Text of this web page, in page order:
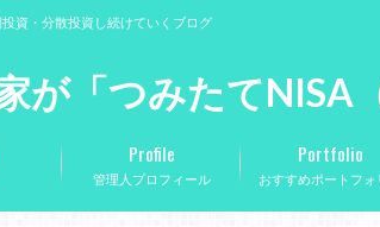
が「つみたてNISA
資・分散投資し続けていくブログ
管理人プロフィール
Profile
おすすめポートフォ
Portfolio